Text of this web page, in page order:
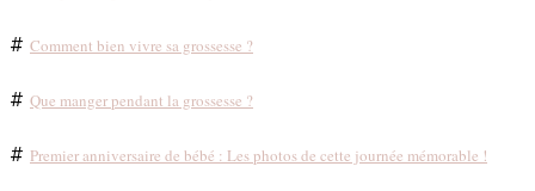
# Comment bien vivre sa grossesse ?
# Que manger pendant la grossesse ?
# Premier anniversaire de bébé : Les photos de cette journée mémorable !